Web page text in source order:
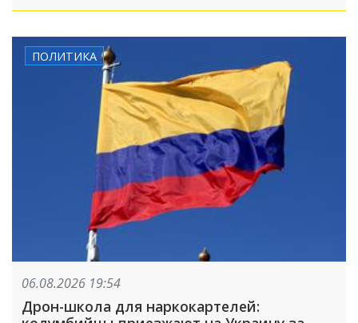
ПОЛИТИКА
06.08.2026 19:54
Дрон-школа для наркокартелей: